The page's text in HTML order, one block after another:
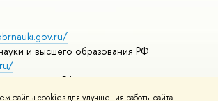
файлы cookies для улучшения работы сайта
и высшего образования РФ
РФ
mooc